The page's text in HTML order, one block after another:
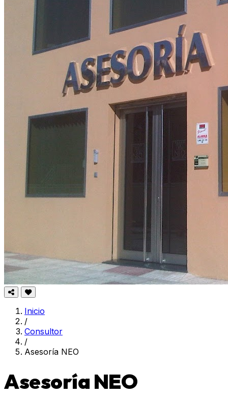
Inicio
/
Consultor
/
Asesoría NEO
Asesoría NEO